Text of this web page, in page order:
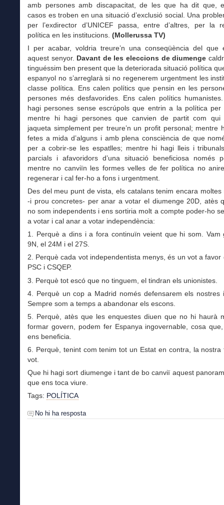
amb persones amb discapacitat, de les que ha dit que,
casos es troben en una situació d’exclusió social. Una
per l’exdirector d’UNICEF passa, entre d’altres, per la
política en les institucions. (Mollerussa TV)
I per acabar, voldria treure’n una conseqüència del que
aquest senyor. Davant de les eleccions de diumenge
tinguéssim ben present que la deteriorada situació política
espanyol no s’arreglarà si no regenerem urgentment les
classe política. Ens calen polítics que pensin en les
persones més desfavorides. Ens calen polítics
hagi persones sense escrúpols que entrin a la política per
mentre hi hagi persones que canvien de partit com qui
jaqueta simplement per treure’n un profit personal; mentre
fetes a mida d’alguns i amb plena consciència de que
per a cobrir-se les espatlles; mentre hi hagi lleis i
parcials i afavoridors d’una situació beneficiosa només
mentre no canviïn les formes velles de fer política no
regenerar i cal fer-ho a fons i urgentment.
Des del meu punt de vista, els catalans tenim encara moltes
-i prou concretes- per anar a votar el diumenge 20D, atès
no som independents i ens sortiria molt a compte poder-ho
a votar i cal anar a votar independència:
1. Perquè a dins i a fora continuïn veient que hi som. Vam
9N, el 24M i el 27S.
2. Perquè cada vot independentista menys, és un vot a favor
PSC i CSQEP.
3. Perquè tot escó que no tinguem, el tindran els unionistes.
4. Perquè un cop a Madrid només defensarem els nostres
Sempre som a temps a abandonar els escons.
5. Perquè, atès que les enquestes diuen que no hi haurà
formar govern, podem fer Espanya ingovernable, cosa
ens beneficia.
6. Perquè, tenint com tenim tot un Estat en contra, la nostra
vot.
Que hi hagi sort diumenge i tant de bo canviï aquest
que ens toca viure.
Tags: POLÍTICA
No hi ha resposta